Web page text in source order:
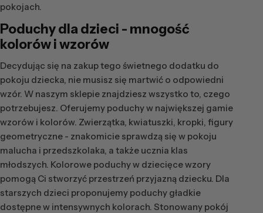
pokojach.
Poduchy dla dzieci - mnogość
kolorów i wzorów
Decydując się na zakup tego świetnego dodatku do
pokoju dziecka, nie musisz się martwić o odpowiedni
wzór. W naszym sklepie znajdziesz wszystko to, czego
potrzebujesz. Oferujemy poduchy w największej gamie
wzorów i kolorów. Zwierzątka, kwiatuszki, kropki, figury
geometryczne - znakomicie sprawdzą się w pokoju
malucha i przedszkolaka, a także ucznia klas
młodszych. Kolorowe poduchy w dziecięce wzory
pomogą Ci stworzyć przestrzeń przyjazną dziecku. Dla
starszych dzieci proponujemy poduchy gładkie
dostępne w intensywnych kolorach. Stonowany pokój